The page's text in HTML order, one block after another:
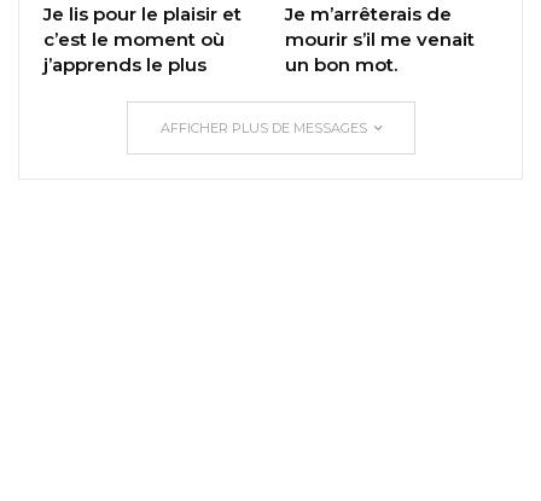
Je lis pour le plaisir et
c’est le moment où
j’apprends le plus
Je m’arrêterais de
mourir s’il me venait
un bon mot.
AFFICHER PLUS DE MESSAGES